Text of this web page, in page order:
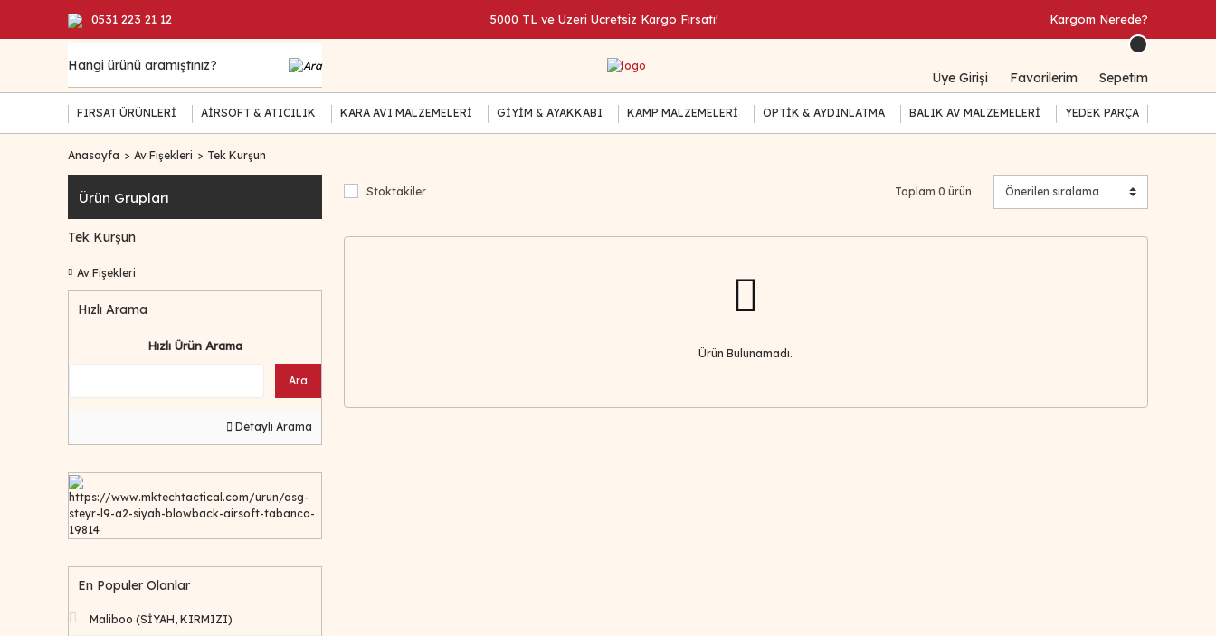
0531 223 21 12 5000 TL ve Üzeri Ücretsiz Kargo Fırsatı! Kargom Nerede?
Üye Girişi Favorilerim Sepetim
FIRSAT ÜRÜNLERİ AİRSOFT & ATICILIK KARA AVI MALZEMELERİ GİYİM & AYAKKABI KAMP MALZEMELERİ OPTİK & AYDINLATMA BALIK AV MALZEMELERİ YEDEK PARÇA
Anasayfa Av Fişekleri Tek Kurşun
Ürün Grupları
Tek Kurşun
Av Fişekleri
Hızlı Arama
Hızlı Ürün Arama
Ara
Detaylı Arama
https://www.mktechtactical.com/urun/asg-
steyr-l9-a2-siyah-blowback-airsoft-tabanca-
19814
En Populer Olanlar
Maliboo (SİYAH, KIRMIZI)
Stoktakiler Toplam 0 ürün
Ürün Bulunamadı.